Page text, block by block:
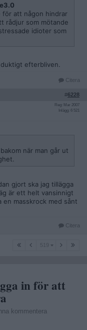
för att någon hindrar
rådjur som mötande
idioter som
efterbliven.
Citera
#6228
Reg: Mar 2007
Inlägg: 6 521
när man går ut
gjort ska jag tillägga
är ett helt vansinnigt
masskrock med sånt
Citera
519 519
in för att
kommentera